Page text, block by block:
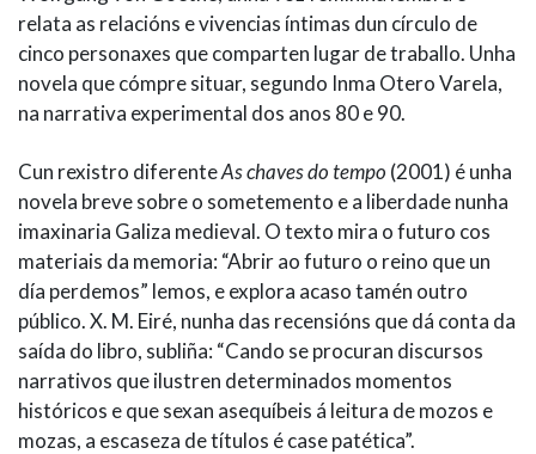
relata as relacións e vivencias íntimas dun círculo de
cinco personaxes que comparten lugar de traballo. Unha
novela que cómpre situar, segundo Inma Otero Varela,
na narrativa experimental dos anos 80 e 90.
Cun rexistro diferenteAs chaves do tempo (2001) é unha
novela breve sobre o sometemento e a liberdade nunha
imaxinaria Galiza medieval. O texto mira o futuro cos
materiais da memoria: “Abrir ao futuro o reino que un
día perdemos” lemos, e explora acaso tamén outro
público. X. M. Eiré, nunha das recensións que dá conta da
saída do libro, subliña: “Cando se procuran discursos
narrativos que ilustren determinados momentos
históricos e que sexan asequíbeis á leitura de mozos e
mozas, a escaseza de títulos é case patética”.